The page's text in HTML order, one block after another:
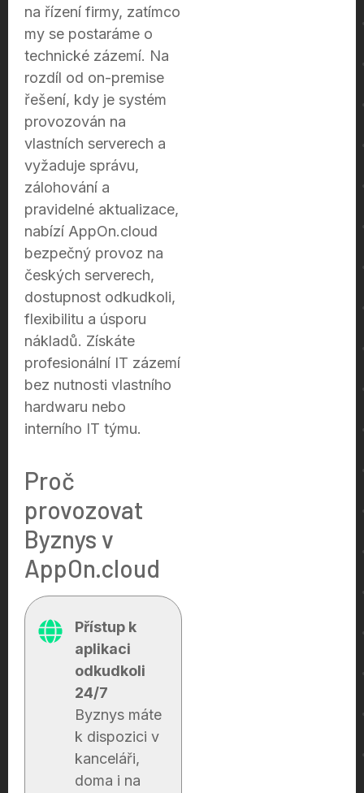
na řízení firmy, zatímco
my se postaráme o
technické zázemí. Na
rozdíl od on-premise
řešení, kdy je systém
provozován na
vlastních serverech a
vyžaduje správu,
zálohování a
pravidelné aktualizace,
nabízí AppOn.cloud
bezpečný provoz na
českých serverech,
dostupnost odkudkoli,
flexibilitu a úsporu
nákladů. Získáte
profesionální IT zázemí
bez nutnosti vlastního
hardwaru nebo
interního IT týmu.
Proč
provozovat
Byznys v
AppOn.cloud
Přístup k
aplikaci
odkudkoli
24/7
Byznys máte
k dispozici v
kanceláři,
doma i na